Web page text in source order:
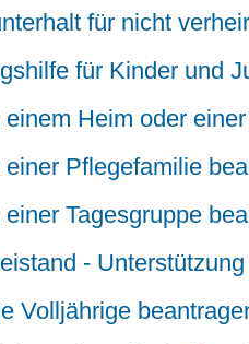
für nicht
für Kinder und
Heim oder
Pflegefamilie
Tagesgruppe
-
Volljährige